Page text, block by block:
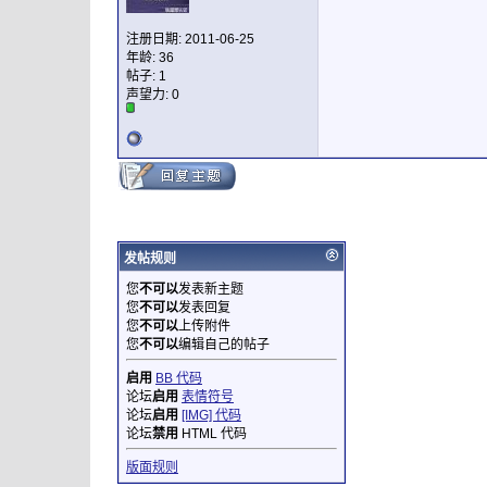
注册日期: 2011-06-25
年龄: 36
帖子: 1
声望力: 0
发帖规则
您不可以发表新主题
您不可以发表回复
您不可以上传附件
您不可以编辑自己的帖子
启用 BB 代码
论坛启用 表情符号
论坛启用 [IMG] 代码
论坛禁用 HTML 代码
版面规则